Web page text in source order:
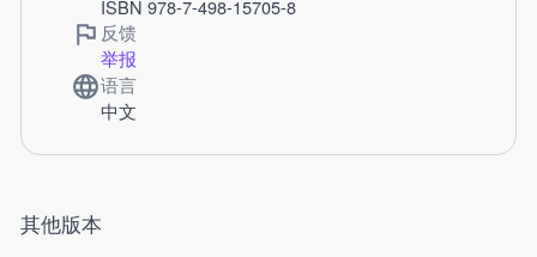
ISBN 978-7-498-15705-8
反馈
举报
语言
中文
其他版本